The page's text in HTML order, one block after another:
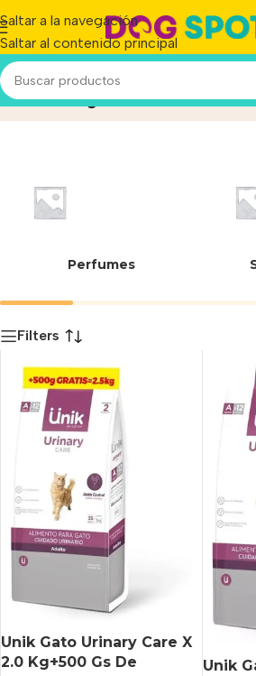
Saltar a la navegación
Saltar al contenido principal
Urinary CareInicio/
Perfumes
Filters
Unik Gato Urinary Care X
2.0 Kg+500 Gs De
Unik